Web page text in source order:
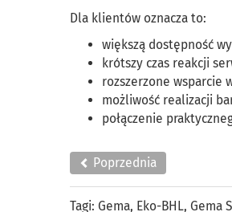
Dla klientów oznacza to:
większą dostępność
krótszy czas reakcji
rozszerzone wsparcie
możliwość realizacji
połączenie
Poprzednia
Tagi: Gema, Eko-BHL, Gema